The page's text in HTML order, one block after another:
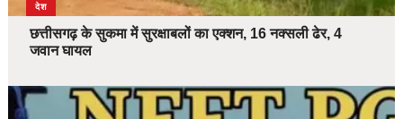
देश
छत्तीसगढ़ के सुकमा में सुरक्षाबलों का एक्शन, 16 नक्सली ढेर, 4
जवान घायल